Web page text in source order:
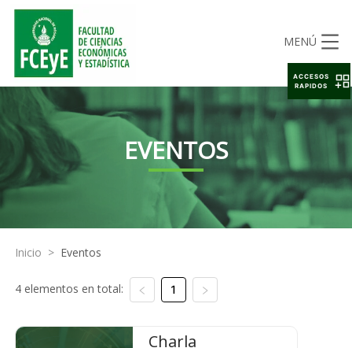
MENÚ
EVENTOS
Inicio > Eventos
4 elementos en total: 1
Charla
ACCESOS
RAPIDOS